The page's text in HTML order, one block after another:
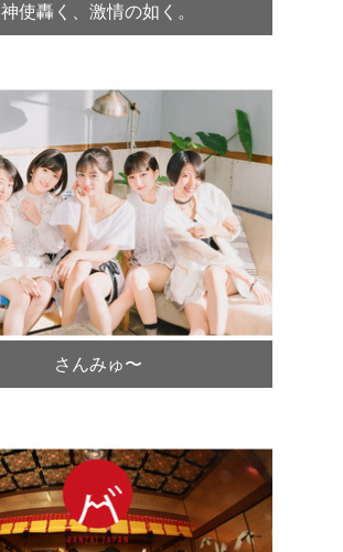
神使轟く、激情の如く。
さんみゅ〜